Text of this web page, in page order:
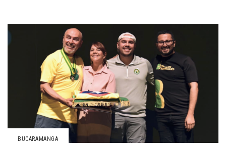
BUCARAMANGA